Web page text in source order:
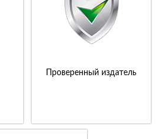
Проверенный издатель